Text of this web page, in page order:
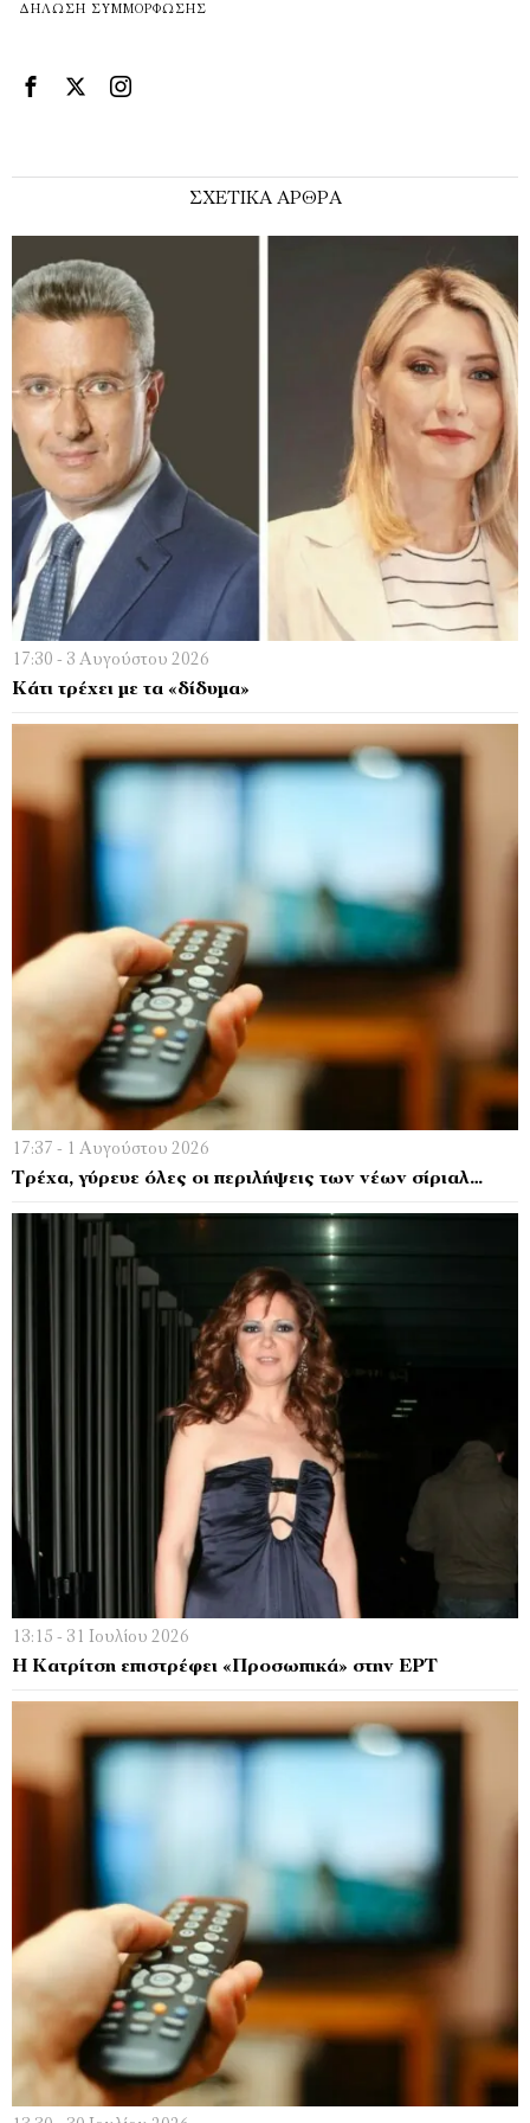
ΔΉΛΩΣΗ ΣΥΜΜΌΡΦΩΣΗΣ
ΣΧΕΤΙΚΑ ΑΡΘΡΑ
17:30 - 3 Αυγούστου 2026
Κάτι τρέχει µε τα «δίδυµα»
17:37 - 1 Αυγούστου 2026
Τρέχα, γύρευε όλες οι περιλήψεις των νέων σίριαλ…
13:15 - 31 Ιουλίου 2026
Η Κατρίτση επιστρέφει «Προσωπικά» στην ΕΡΤ